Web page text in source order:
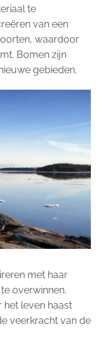
te
van een
waardoor
Bomen zijn
gebieden.
met haar
overwinnen.
het leven haast
veerkracht van de